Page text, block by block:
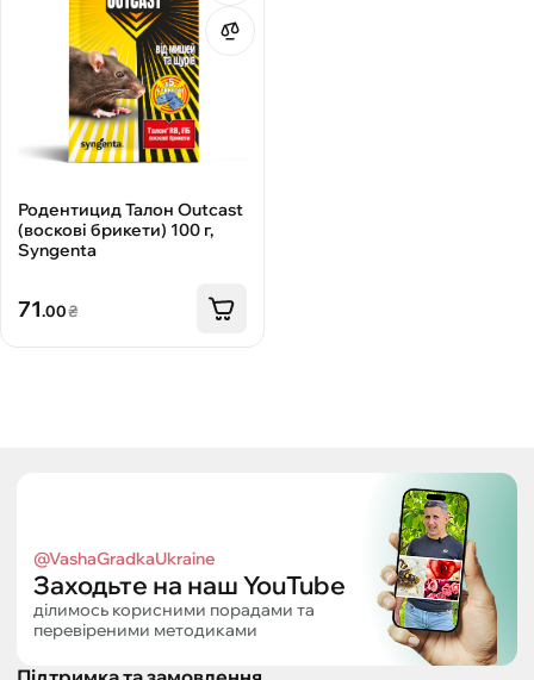
Родентицид Талон Outcast
(воскові брикети) 100 г,
Syngenta
71.00₴
@VashaGradkaUkraine
Заходьте на наш YouTube
ділимось корисними порадами та
перевіреними методиками